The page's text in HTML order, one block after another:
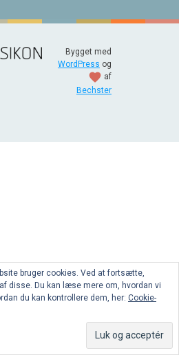
Bygget med
WordPress og
favorite af
Bechster
bruger cookies. Ved at fortsætte,
disse. Du kan læse mere om, hvordan vi
du kan kontrollere dem, her: Cookie-